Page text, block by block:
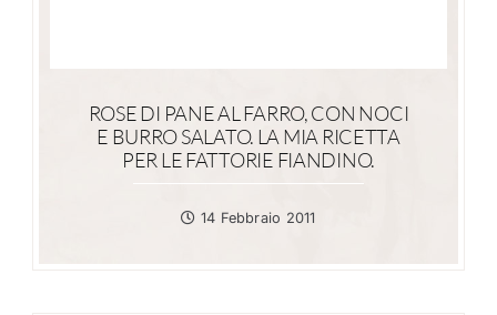
ROSE DI PANE AL FARRO, CON NOCI
E BURRO SALATO. LA MIA RICETTA
PER LE FATTORIE FIANDINO.
14 Febbraio 2011